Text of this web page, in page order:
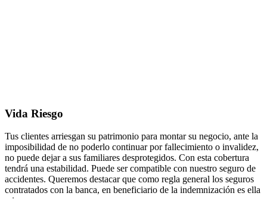
Vida Riesgo
Tus clientes arriesgan su patrimonio para montar su negocio, ante la
imposibilidad de no poderlo continuar por fallecimiento o invalidez,
no puede dejar a sus familiares desprotegidos. Con esta cobertura
tendrá una estabilidad. Puede ser compatible con nuestro seguro de
accidentes. Queremos destacar que como regla general los seguros
contratados con la banca, en beneficiario de la indemnización es ella